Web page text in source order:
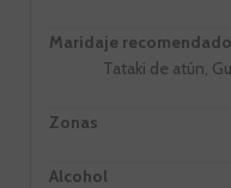
Maridaje recomendado
Tataki de atún,
Zonas
Alcohol